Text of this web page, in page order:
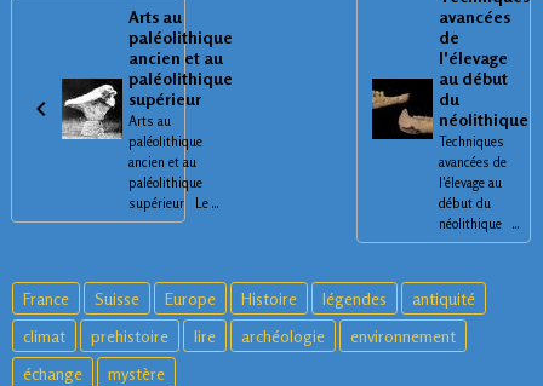
Arts au
paléolithique
ancien et au
paléolithique
supérieur
Arts au
paléolithique
ancien et au
paléolithique
supérieur Le ...
avancées
de
l'élevage
au début
du
néolithique
Techniques
avancées de
l'élevage au
début du
néolithique ...
France Suisse Europe Histoire légendes
antiquité
climat
prehistoire lire archéologie
environnement
échange
mystère